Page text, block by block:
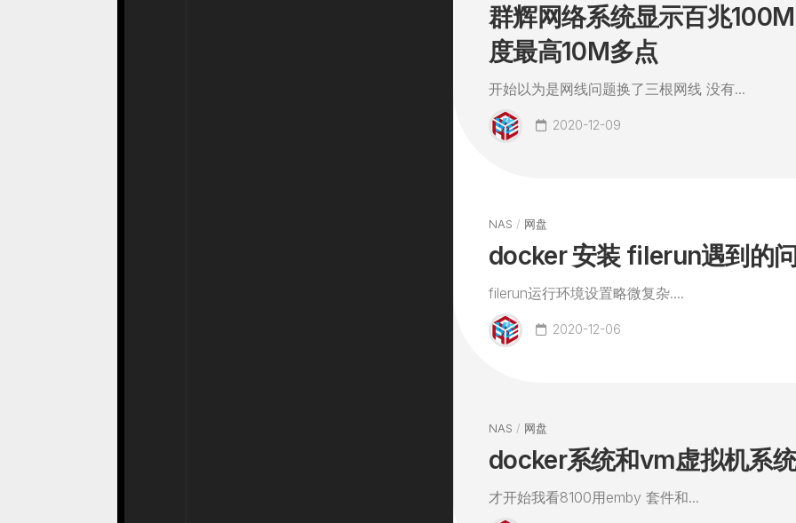
群辉网络系统显示百兆
度最高10M多点
开始以为是网线问题换了三根网线 没有...
2020-12-09
NAS / 网盘
docker 安装 filerun遇到的
filerun运行环境设置略微复杂....
2020-12-06
NAS / 网盘
docker系统和vm虚拟机系
才开始我看8100用emby 套件和...